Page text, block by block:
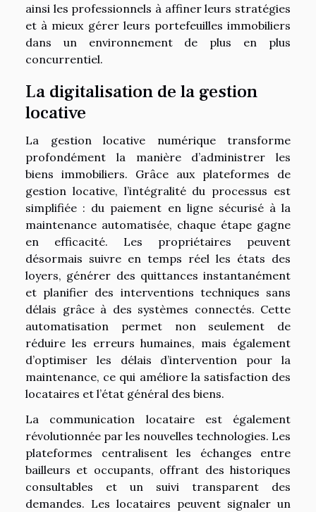
ainsi les professionnels à affiner leurs stratégies
et à mieux gérer leurs portefeuilles immobiliers
dans un environnement de plus en plus
concurrentiel.
La digitalisation de la gestion
locative
La gestion locative numérique transforme
profondément la manière d’administrer les
biens immobiliers. Grâce aux plateformes de
gestion locative, l’intégralité du processus est
simplifiée : du paiement en ligne sécurisé à la
maintenance automatisée, chaque étape gagne
en efficacité. Les propriétaires peuvent
désormais suivre en temps réel les états des
loyers, générer des quittances instantanément
et planifier des interventions techniques sans
délais grâce à des systèmes connectés. Cette
automatisation permet non seulement de
réduire les erreurs humaines, mais également
d’optimiser les délais d’intervention pour la
maintenance, ce qui améliore la satisfaction des
locataires et l’état général des biens.
La communication locataire est également
révolutionnée par les nouvelles technologies. Les
plateformes centralisent les échanges entre
bailleurs et occupants, offrant des historiques
consultables et un suivi transparent des
demandes. Les locataires peuvent signaler un